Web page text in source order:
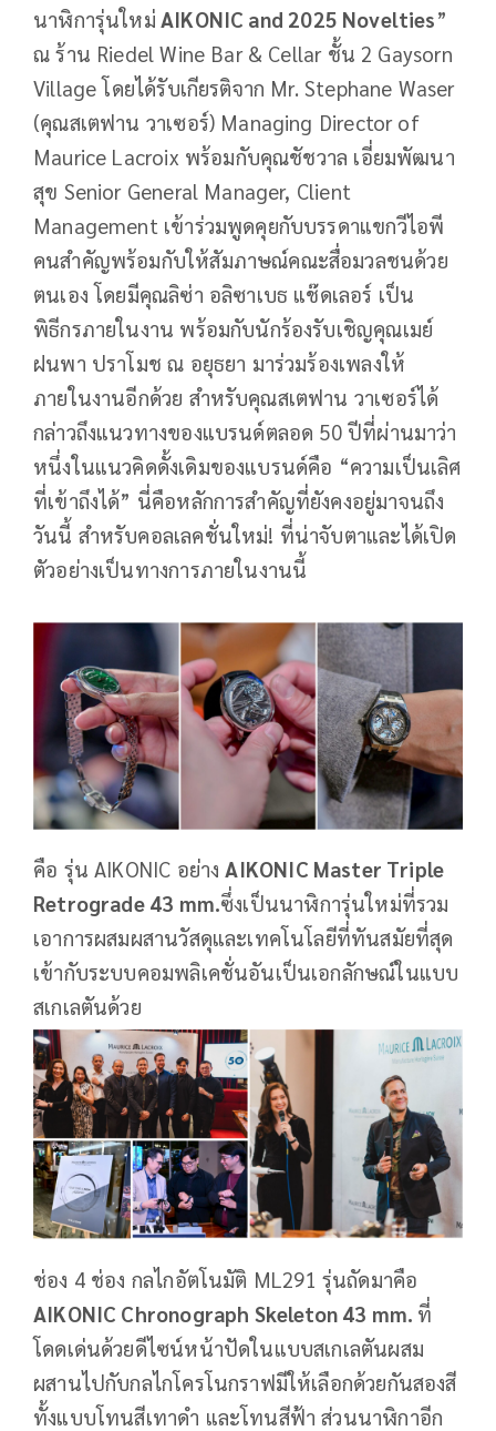
นาฬิการุ่นใหม่ AIKONIC and 2025 Novelties”
ณ ร้าน Riedel Wine Bar & Cellar ชั้น 2 Gaysorn
Village โดยได้รับเกียรติจาก Mr. Stephane Waser
(คุณสเตฟาน วาเซอร์) Managing Director of
Maurice Lacroix พร้อมกับคุณชัชวาล เอี่ยมพัฒนา
สุข Senior General Manager, Client
Management เข้าร่วมพูดคุยกับบรรดาแขกวีไอพี
คนสำคัญพร้อมกับให้สัมภาษณ์คณะสื่อมวลชนด้วย
ตนเอง โดยมีคุณลิซ่า อลิซาเบธ แช๊ดเลอร์ เป็น
พิธีกรภายในงาน พร้อมกับนักร้องรับเชิญคุณเมย์
ฝนพา ปราโมช ณ อยุธยา มาร่วมร้องเพลงให้
ภายในงานอีกด้วย สำหรับคุณสเตฟาน วาเซอร์ได้
กล่าวถึงแนวทางของแบรนด์ตลอด 50 ปีที่ผ่านมาว่า
หนึ่งในแนวคิดดั้งเดิมของแบรนด์คือ “ความเป็นเลิศ
ที่เข้าถึงได้” นี่คือหลักการสำคัญที่ยังคงอยู่มาจนถึง
วันนี้ สำหรับคอลเลคชั่นใหม่! ที่น่าจับตาและได้เปิด
ตัวอย่างเป็นทางการภายในงานนี้
คือ รุ่น AIKONIC อย่างAIKONIC Master Triple
Retrograde 43 mm.ซึ่งเป็นนาฬิการุ่นใหม่ที่รวม
เอาการผสมผสานวัสดุและเทคโนโลยีที่ทันสมัยที่สุด
เข้ากับระบบคอมพลิเคชั่นอันเป็นเอกลักษณ์ในแบบ
สเกเลตันด้วย
ช่อง 4 ช่อง กลไกอัตโนมัติ ML291 รุ่นถัดมาคือ
AIKONIC Chronograph Skeleton 43 mm. ที่
โดดเด่นด้วยดีไซน์หน้าปัดในแบบสเกเลตันผสม
ผสานไปกับกลไกโครโนกราฟมีให้เลือกด้วยกันสองสี
ทั้งแบบโทนสีเทาดำ และโทนสีฟ้า ส่วนนาฬิกาอีก